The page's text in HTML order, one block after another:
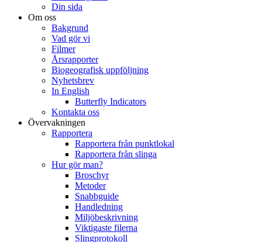
Din sida
Om oss
Bakgrund
Vad gör vi
Filmer
Årsrapporter
Biogeografisk uppföljning
Nyhetsbrev
In English
Butterfly Indicators
Kontakta oss
Övervakningen
Rapportera
Rapportera från punktlokal
Rapportera från slinga
Hur gör man?
Broschyr
Metoder
Snabbguide
Handledning
Miljöbeskrivning
Viktigaste filerna
Slingprotokoll